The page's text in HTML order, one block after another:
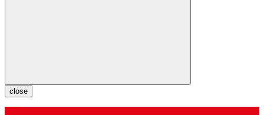
close